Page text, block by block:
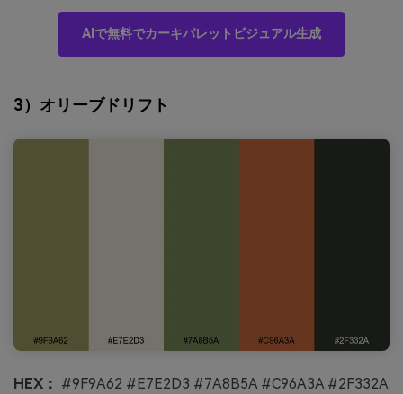
AIで無料でカーキパレットビジュアル生成
3）オリーブドリフト
HEX： #9F9A62 #E7E2D3 #7A8B5A #C96A3A #2F332A